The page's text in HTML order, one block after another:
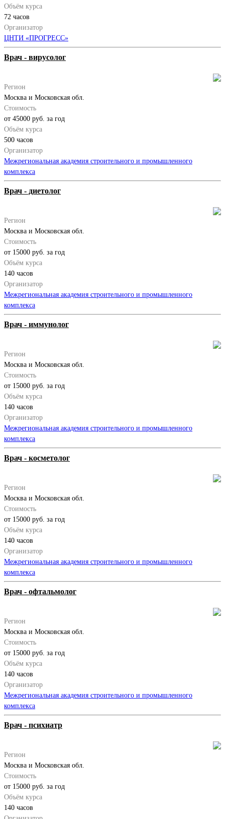
Объём курса
72 часов
Организатор
ЦНТИ «ПРОГРЕСС»
Врач - вирусолог
Регион
Москва и Московская обл.
Стоимость
от 45000 руб. за год
Объём курса
500 часов
Организатор
Межрегиональная академия строительного и промышленного
комплекса
Врач - диетолог
Регион
Москва и Московская обл.
Стоимость
от 15000 руб. за год
Объём курса
140 часов
Организатор
Межрегиональная академия строительного и промышленного
комплекса
Врач - иммунолог
Регион
Москва и Московская обл.
Стоимость
от 15000 руб. за год
Объём курса
140 часов
Организатор
Межрегиональная академия строительного и промышленного
комплекса
Врач - косметолог
Регион
Москва и Московская обл.
Стоимость
от 15000 руб. за год
Объём курса
140 часов
Организатор
Межрегиональная академия строительного и промышленного
комплекса
Врач - офтальмолог
Регион
Москва и Московская обл.
Стоимость
от 15000 руб. за год
Объём курса
140 часов
Организатор
Межрегиональная академия строительного и промышленного
комплекса
Врач - психиатр
Регион
Москва и Московская обл.
Стоимость
от 15000 руб. за год
Объём курса
140 часов